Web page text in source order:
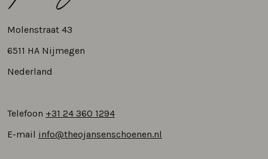
Molenstraat 43
6511 HA Nijmegen
Nederland
Telefoon +31 24 360 1294
E-mail info@theojansenschoenen.nl